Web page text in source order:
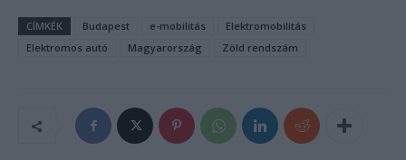
CÍMKÉK Budapest e-mobilitás
Elektromobilitás
Elektromos autó
Magyarország Zöld rendszám